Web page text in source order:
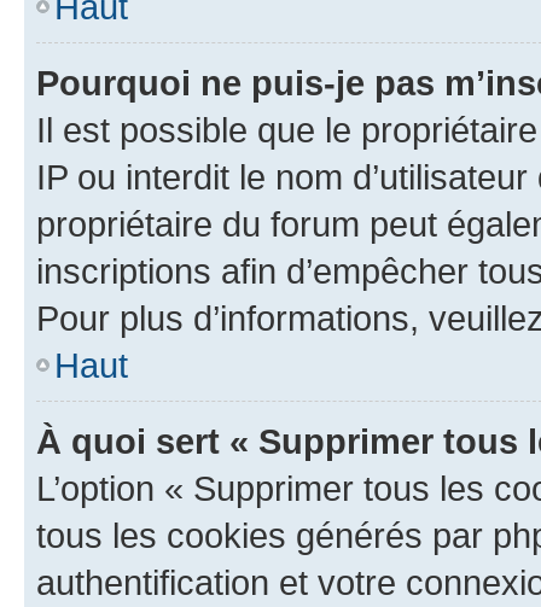
Pourquoi ne puis-je pas
Il est possible que le
IP ou interdit le nom
propriétaire du forum peut
inscriptions afin d’empêcher
Pour plus d’informations,
Haut
À quoi sert « Supprimer tous
L’option « Supprimer tous les
tous les cookies générés par
authentification et votre